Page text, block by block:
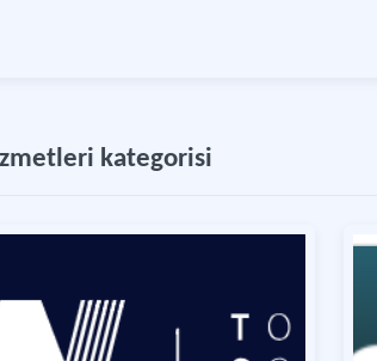
kategorisi